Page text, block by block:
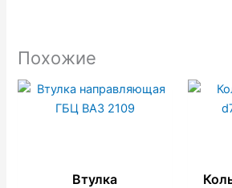
Похожие
Втулка